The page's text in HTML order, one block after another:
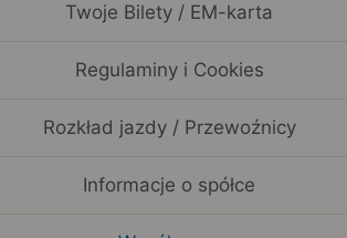
Twoje Bilety / EM-karta
Regulaminy i Cookies
Rozkład jazdy / Przewoźnicy
Informacje o spółce